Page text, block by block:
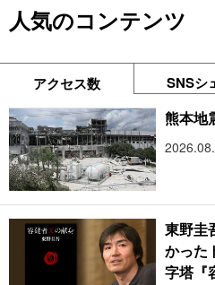
人気のコンテンツ
アクセス数 SNSシ
熊本地
東野圭
かった
字塔『